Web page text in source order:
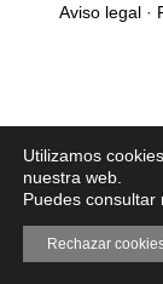
Aviso legal·
Utilizamos
nuestra web.
Puedes consultar
Rechazar